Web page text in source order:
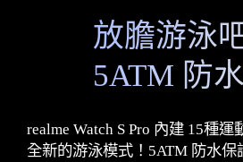
放膽游泳
5ATM 防
realme Watch S Pro 內建 15種
全新的游泳模式！5ATM 防水